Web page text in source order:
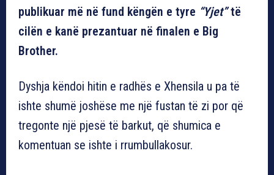
publikuar më në fund këngën e tyre “Yjet”të
cilën e kanë prezantuar në finalen e Big
Brother.
Dyshja këndoi hitin e radhës e Xhensila u pa të
ishte shumë joshëse me një fustan të zi por që
tregonte një pjesë të barkut, që shumica e
komentuan se ishte i rrumbullakosur.